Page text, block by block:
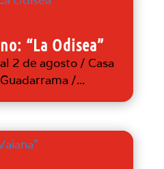
“La Odisea”
2 de agosto / Casa
/...